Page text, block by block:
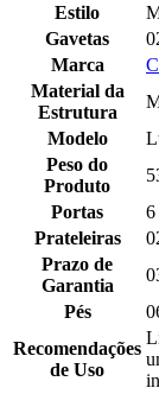
Estilo
Gavetas
Marca
Material da
Estrutura
Modelo
Peso do
Produto
Portas
6
Prateleiras
Prazo de
Garantia
Pés
Recomendações
de Uso